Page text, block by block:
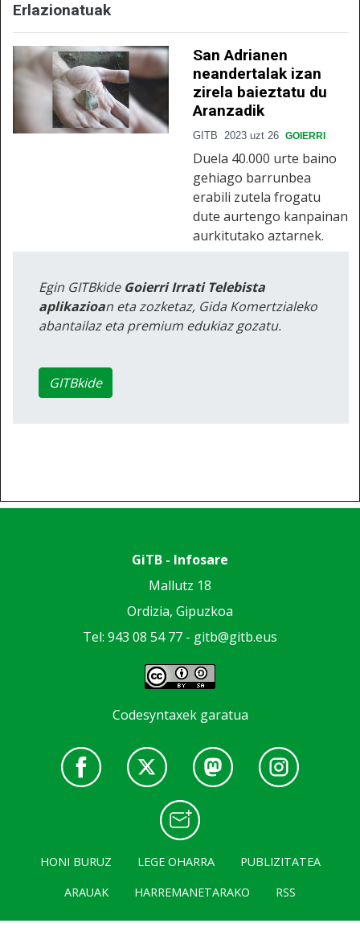
Erlazionatuak
San Adrianen
neandertalak izan
zirela baieztatu du
Aranzadik
GITB 2023 uzt 26 GOIERRI
Duela 40.000 urte baino
gehiago barrunbea
erabili zutela frogatu
dute aurtengo kanpainan
aurkitutako aztarnek.
Egin GITBkide Goierri Irrati Telebista
aplikazioan eta zozketaz, Gida Komertzialeko
abantailaz eta premium edukiaz gozatu.
GITBkide
GiTB - Infosare
Mallutz 18
Ordizia, Gipuzkoa
Tel: 943 08 54 77 - gitb@gitb.eus
Codesyntaxek garatua
HONI BURUZ LEGE OHARRA
PUBLIZITATEA
ARAUAK
HARREMANETARAKO RSS